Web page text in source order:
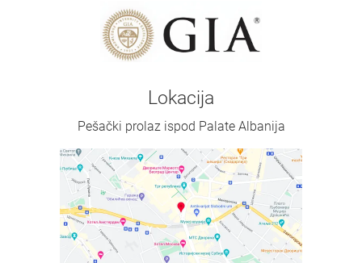
Lokacija
Pešački prolaz ispod Palate Albanija